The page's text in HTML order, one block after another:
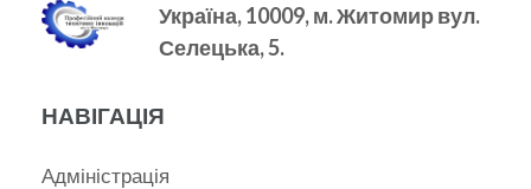
Україна, 10009, м.Житомир вул.
Селецька, 5.
НАВІГАЦІЯ
Адміністрація